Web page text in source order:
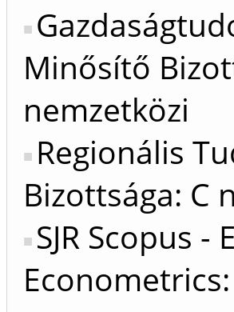
Minősítő
nemzetközi
Regionális
Bizottsága: C
SJR Scopus